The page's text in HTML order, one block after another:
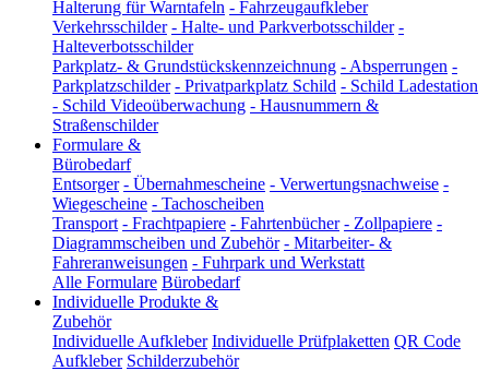
Halterung für Warntafeln - Fahrzeugaufkleber
Verkehrsschilder - Halte- und Parkverbotsschilder -
Halteverbotsschilder
Parkplatz- & Grundstückskennzeichnung - Absperrungen -
Parkplatzschilder - Privatparkplatz Schild - Schild Ladestation
- Schild Videoüberwachung - Hausnummern &
Straßenschilder
Formulare &
Bürobedarf
Entsorger - Übernahmescheine - Verwertungsnachweise -
Wiegescheine - Tachoscheiben
Transport - Frachtpapiere - Fahrtenbücher - Zollpapiere -
Diagrammscheiben und Zubehör - Mitarbeiter- &
Fahreranweisungen - Fuhrpark und Werkstatt
Alle Formulare Bürobedarf
Individuelle Produkte &
Zubehör
Individuelle Aufkleber Individuelle Prüfplaketten QR Code
Aufkleber Schilderzubehör